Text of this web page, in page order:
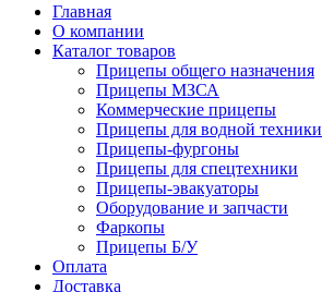
Главная
О компании
Каталог товаров
Прицепы общего назначения
Прицепы МЗСА
Коммерческие прицепы
Прицепы для водной техники
Прицепы-фургоны
Прицепы для спецтехники
Прицепы-эвакуаторы
Оборудование и запчасти
Фаркопы
Прицепы Б/У
Оплата
Доставка